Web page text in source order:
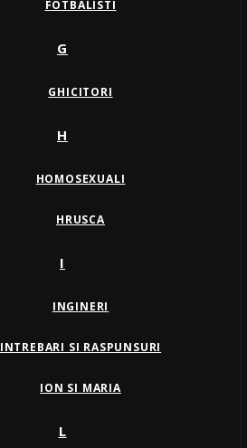
FOTBALISTI
G
GHICITORI
H
HOMOSEXUALI
HRUSCA
I
INGINERI
INTREBARI SI RASPUNSURI
ION SI MARIA
L